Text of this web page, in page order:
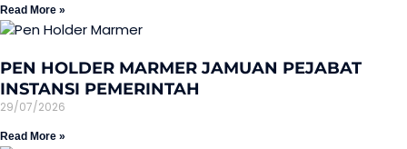
Read More »
PEN HOLDER MARMER JAMUAN PEJABAT
INSTANSI PEMERINTAH
29/07/2026
Read More »